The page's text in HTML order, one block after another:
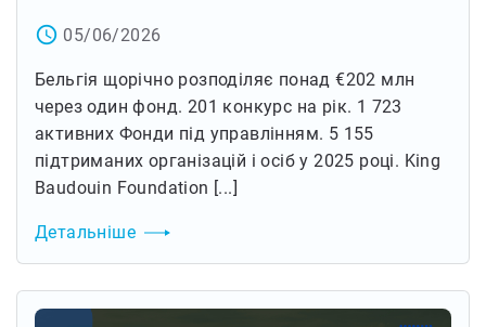
access_time 05/06/2026
Бельгія щорічно розподіляє понад €202 млн
через один фонд. 201 конкурс на рік. 1 723
активних Фонди під управлінням. 5 155
підтриманих організацій і осіб у 2025 році. King
Baudouin Foundation [...]
Детальніше